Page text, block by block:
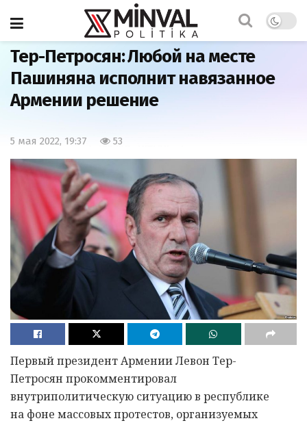
Главная
Тер-Петросян: Любой на месте
Пашиняна исполнит навязанное
Армении решение
5 мая 2022, 19:37 53
Первый президент Армении Левон Тер-
Петросян прокомментировал
внутриполитическую ситуацию в республике
на фоне массовых протестов, организуемых